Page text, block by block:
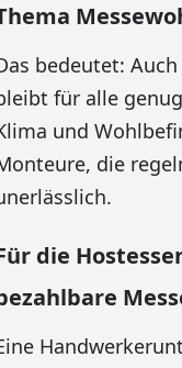
bedeutet:
für alle
und
die
die